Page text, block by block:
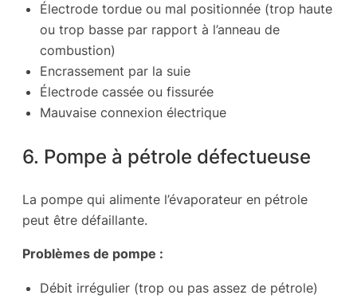
Électrode tordue ou mal positionnée (trop haute
ou trop basse par rapport à l’anneau de
combustion)
Encrassement par la suie
Électrode cassée ou fissurée
Mauvaise connexion électrique
6. Pompe à pétrole défectueuse
La pompe qui alimente l’évaporateur en pétrole
peut être défaillante.
Problèmes de pompe :
Débit irrégulier (trop ou pas assez de pétrole)